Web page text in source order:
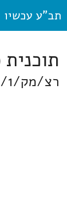
תב"ע עכשיו
תוכנית 413-0928119 ראשון לציון
רצ/מק/5/150/1 הרחבת שב"צ נרקיסים - מקיף יד בראשון לציון